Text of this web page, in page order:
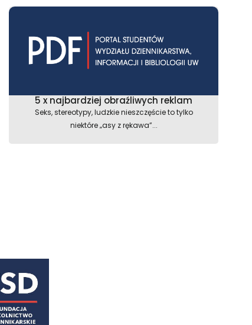
5 x najbardziej obraźliwych reklam
Seks, stereotypy, ludzkie nieszczęście to tylko
niektóre „asy z rękawa”...